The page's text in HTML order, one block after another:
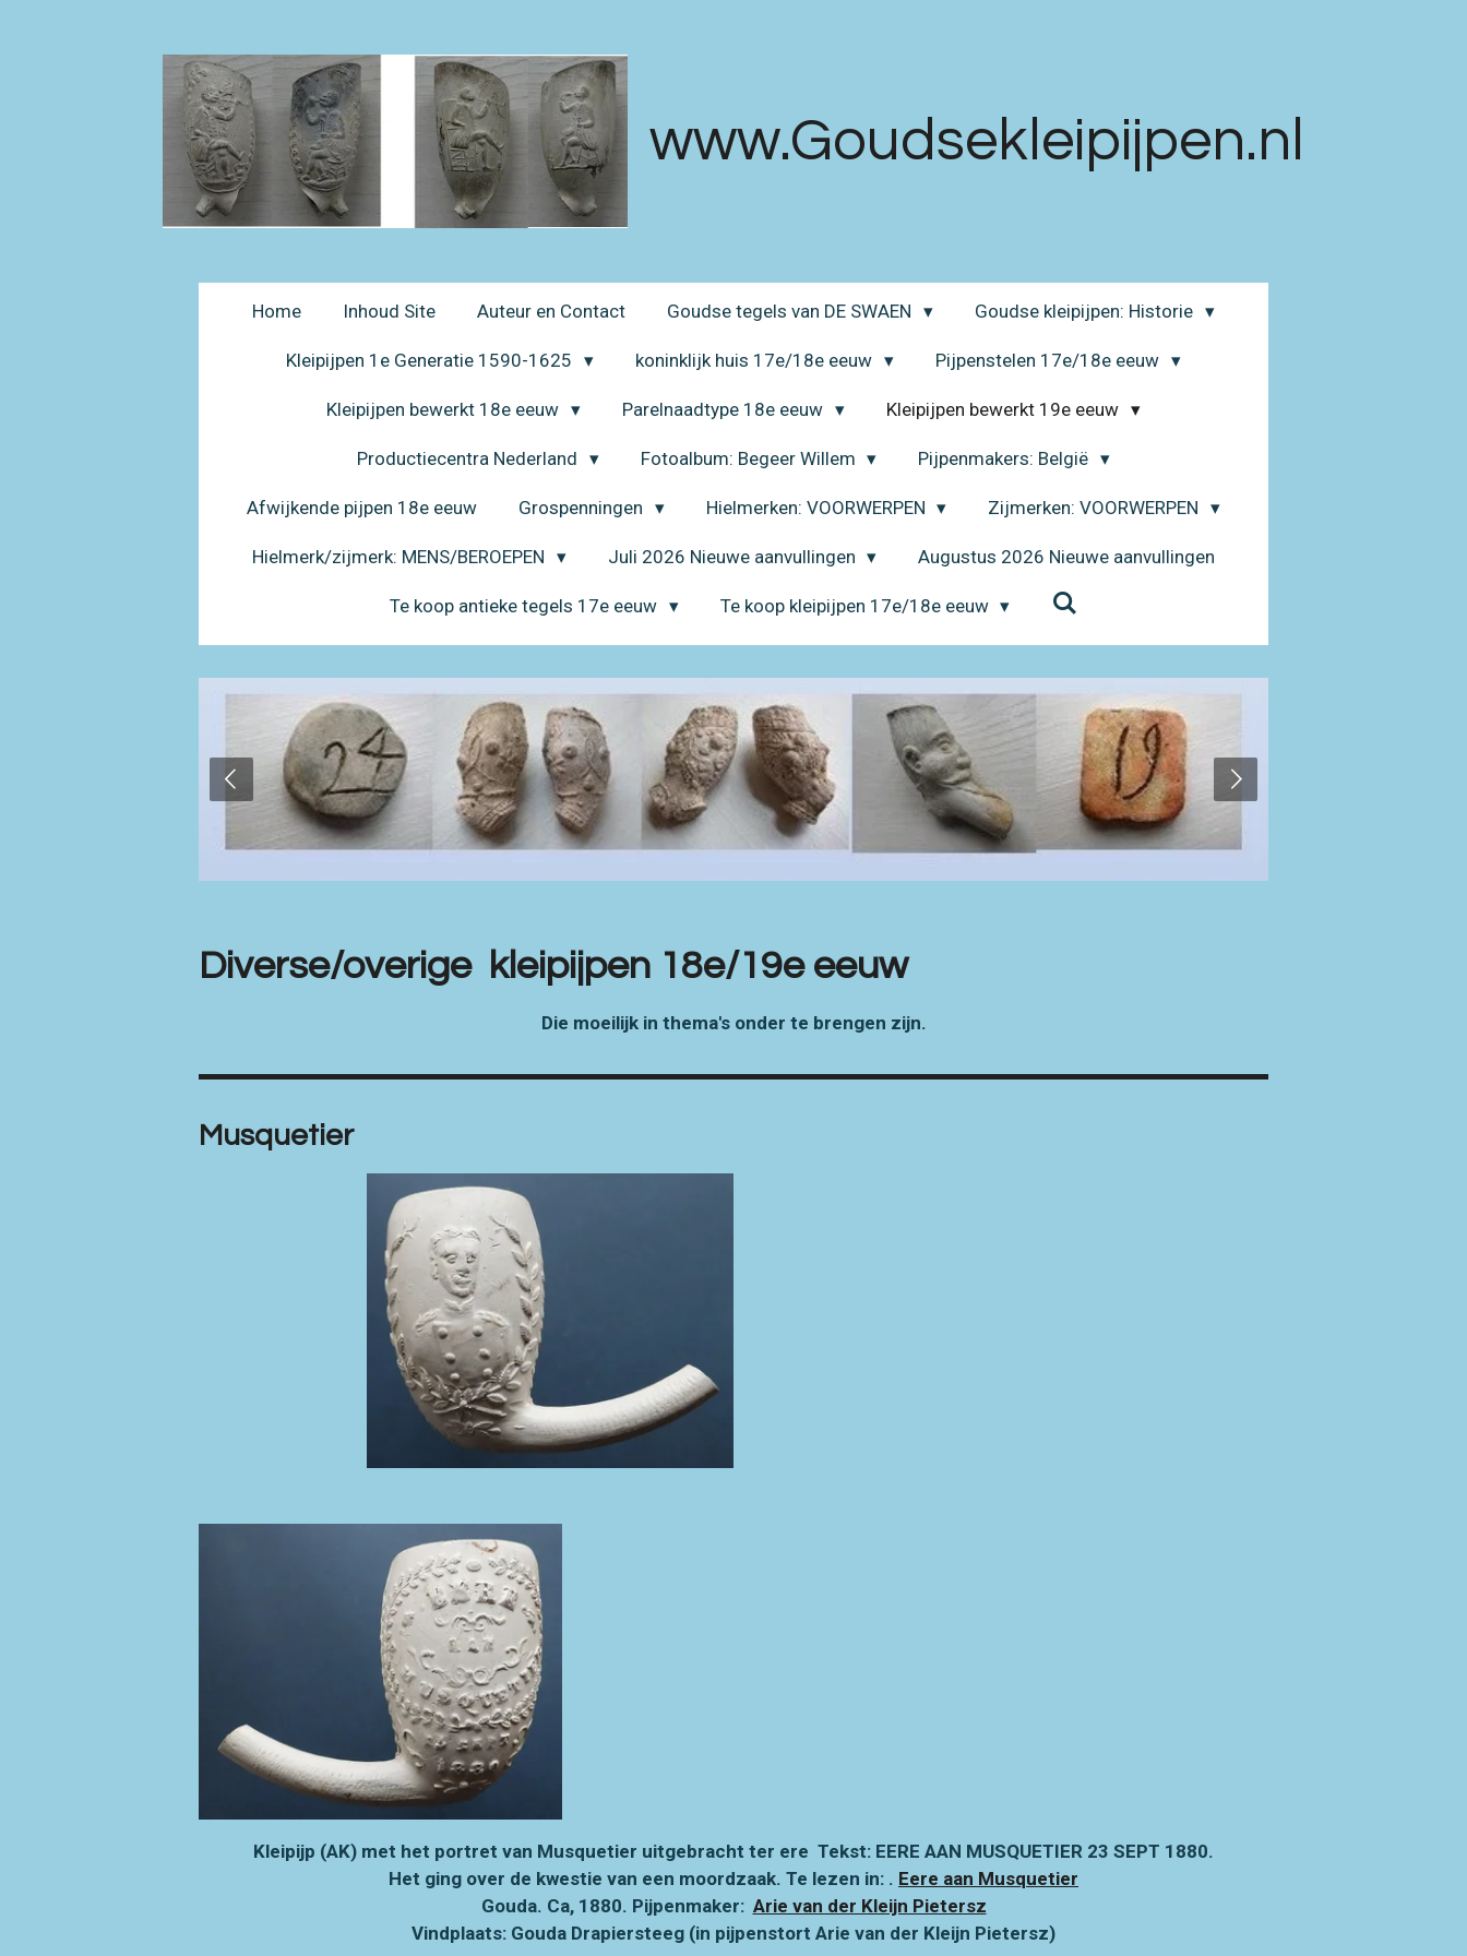
www.Goudsekleipijpen.nl
Home Inhoud Site Auteur en Contact Goudse tegels van DE SWAEN Goudse kleipijpen: Historie
Kleipijpen 1e Generatie 1590-1625 koninklijk huis 17e/18e eeuw Pijpenstelen 17e/18e eeuw
Kleipijpen bewerkt 18e eeuw Parelnaadtype 18e eeuw Kleipijpen bewerkt 19e eeuw
Productiecentra Nederland Fotoalbum: Begeer Willem Pijpenmakers: België
Afwijkende pijpen 18e eeuw Grospenningen Hielmerken: VOORWERPEN Zijmerken: VOORWERPEN
Hielmerk/zijmerk: MENS/BEROEPEN Juli 2026 Nieuwe aanvullingen Augustus 2026 Nieuwe aanvullingen
Te koop antieke tegels 17e eeuw Te koop kleipijpen 17e/18e eeuw
Diverse/overige kleipijpen 18e/19e eeuw
Die moeilijk in thema's onder te brengen zijn.
Musquetier
Kleipijp (AK) met het portret van Musquetier uitgebracht ter ere Tekst: EERE AAN MUSQUETIER 23 SEPT 1880.
Het ging over de kwestie van een moordzaak. Te lezen in: . Eere aan Musquetier
Gouda. Ca, 1880. Pijpenmaker: Arie van der Kleijn Pietersz
Vindplaats: Gouda Drapiersteeg (in pijpenstort Arie van der Kleijn Pietersz)